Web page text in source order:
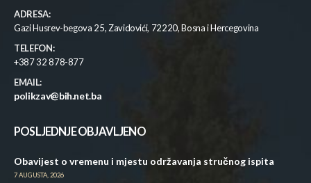
ADRESA:
Gazi Husrev-begova 25, Zavidovići, 72220, Bosna i Hercegovina
TELEFON:
+387 32 878-877
EMAIL:
polikzav@bih.net.ba
POSLJEDNJE OBJAVLJENO
Obavijest o vremenu i mjestu održavanja stručnog ispita
7 AUGUSTA, 2026